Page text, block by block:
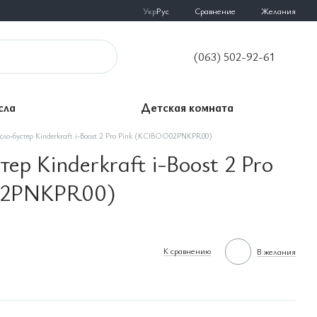
УкрРус Сравнение Желания
(063) 502-92-61
Детская комната
бустер Kinderkraft i-Boost 2 Pro Pink (KCIBOO02PNKPR00)
Kinderkraft i-Boost 2 Pro
К сравнению В желания